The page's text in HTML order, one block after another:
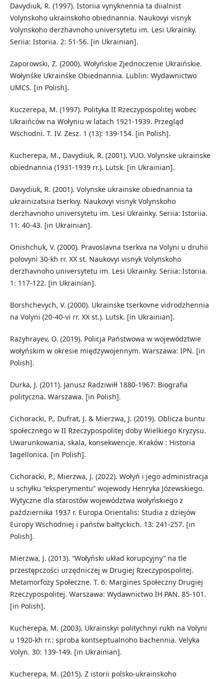
Davydiuk, R. (1997). Istoriia vynyknennia ta diialnist
Volynskoho ukrainskoho obiednannia. Naukovyi visnyk
Volynskoho derzhavnoho universytetu im. Lesi Ukrainky.
Seriia: Istoriia. 2: 51-56. [in Ukrainian].
Zaporowski, Z. (2000). Wołyńskie Zjednoczenie Ukraińskie.
Wołynśke Ukrainśke Obiednannia. Lublin: Wydawnictwo
UMCS. [in Polish].
Kuczerepa, M. (1997). Polityka II Rzeczypospolitej wobec
Ukraińców na Wołyniu w latach 1921-1939. Przegląd
Wschodni. T. IV. Zesz. 1 (13): 139-154. [in Polish].
Kucherepa, M., Davydiuk, R. (2001). VUO. Volynske ukrainske
obiednannia (1931-1939 rr.). Lutsk. [in Ukrainian].
Davydiuk, R. (2001). Volynske ukrainske obiednannia ta
ukrainizatsiia tserkvy. Naukovyi visnyk Volynskoho
derzhavnoho universytetu im. Lesi Ukrainky. Seriia: Istoriia.
11: 40-43. [in Ukrainian].
Onishchuk, V. (2000). Pravoslavna tserkva na Volyni u druhii
polovyni 30-kh rr. ХХ st. Naukovyi visnyk Volynskoho
derzhavnoho universytetu im. Lesi Ukrainky. Seriia: Istoriia.
1: 117-122. [in Ukrainian].
Borshchevych, V. (2000). Ukrainske tserkovne vidrodzhennia
na Volyni (20-40-vi rr. ХХ st.). Lutsk. [in Ukrainian].
Razyhrayev, O. (2019). Policja Państwowa w województwie
wołyńskim w okresie międzywojennym. Warszawa: IPN. [in
Polish].
Durka, J. (2011). Janusz Radziwiłł 1880-1967: Biografia
polityczna. Warszawa. [in Polish].
Cichoracki, P., Dufrat, J. & Mierzwa, J. (2019). Oblicza buntu
społecznego w II Rzeczypospolitej doby Wielkiego Kryzysu.
Uwarunkowania, skala, konsekwencje. Kraków : Historia
Iagellonica. [in Polish].
Cichoracki, P., Mierzwa, J. (2022). Wołyń i jego administracja
u schyłku “eksperymentu” wojewody Henryka Józewskiego.
Wytyczne dla starostów województwa wołyńskiego z
października 1937 r. Europa Orientalis: Studia z dziejów
Europy Wschodniej i państw bałtyckich. 13: 241-257. [in
Polish].
Mierzwa, J. (2013). “Wołyński układ korupcyjny” na tle
przestępczości urzędniczej w Drugiej Rzeczypospolitej.
Metamorfozy Społeczne. T. 6: Margines Społeczny Drugiej
Rzeczypospolitej. Warszawa: Wydawnictwo IH PAN. 85-101.
[in Polish].
Kucherepa, M. (2003). Ukrainskyi politychnyi rukh na Volyni
u 1920-kh rr.: sproba kontseptualnoho bachennia. Velyka
Volyn. 30: 139-149. [in Ukrainian].
Kucherepa, M. (2015). Z istorii polsko-ukrainskoho